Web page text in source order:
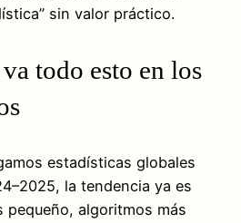
sin valor práctico.
todo esto en los
estadísticas globales
la tendencia ya es
pequeño, algoritmos más